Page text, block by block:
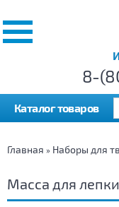
8-
Каталог товаров
Главная » Наборы для
Масса для